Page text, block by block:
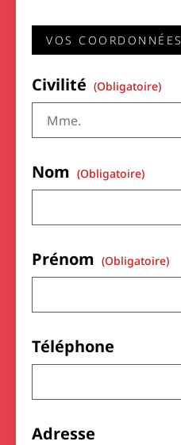
VOS COORDONNÉES
Civilité (obligatoire)
Nom (obligatoire)
Prénom (obligatoire)
Téléphone
Adresse